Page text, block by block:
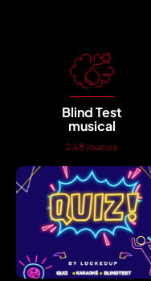
Blind Test
musical
2 à 8 Joueurs